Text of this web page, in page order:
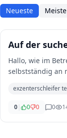
Neueste
Auf der
Hallo, wie im Betreff geschrieben suche ich nach einem Exzenterschleifer um mehrere Arbeiten
selbstständig an
exzenterschleifer
0| 0 0 0